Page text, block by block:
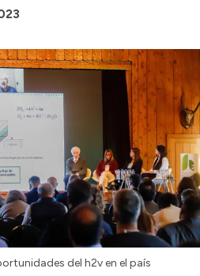
del h2v en el país